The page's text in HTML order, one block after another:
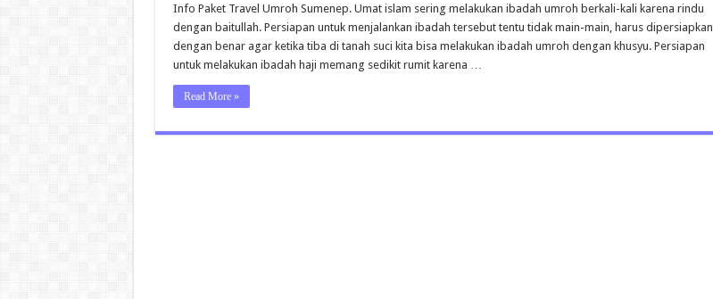
Sumenep
Info Paket Travel Umroh Sumenep. Umat islam sering melakukan ibadah umroh berkali-kali karena rindu
dengan baitullah. Persiapan untuk menjalankan ibadah tersebut tentu tidak main-main, harus dipersiapkan
dengan benar agar ketika tiba di tanah suci kita bisa melakukan ibadah umroh dengan khusyu. Persiapan
untuk melakukan ibadah haji memang sedikit rumit karena …
Read More »